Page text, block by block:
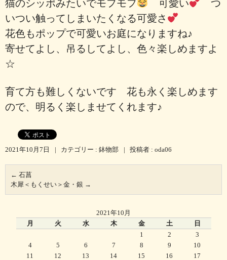
猫のシッポみたいでモフモフ 可愛い
つ
いつい触ってしまいたくなる可愛さ
花色もポップで可愛いお庭になりますね♪
寄せてよし、吊るしてよし、色々楽しめますよ
☆
育て方も難しくないです 花も永く楽しめます
ので、明るく楽しませてくれます♪
2021年10月7日 | カテゴリー : 鉢物部 | 投稿者 : oda06
← 石菖
木犀＜もくせい＞金・銀 →
2021年10月
月
火 水 木 金 土 日
1 2
3
4
5 6 7 8 9
10
11
12 13 14 15 16
17